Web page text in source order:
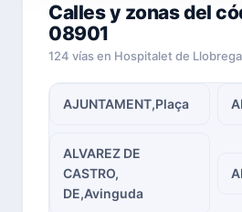
Calles y zonas del
08901
124 vías en Hospitalet de
AJUNTAMENT,Plaça
ALVAREZ DE
CASTRO,
DE,Avinguda